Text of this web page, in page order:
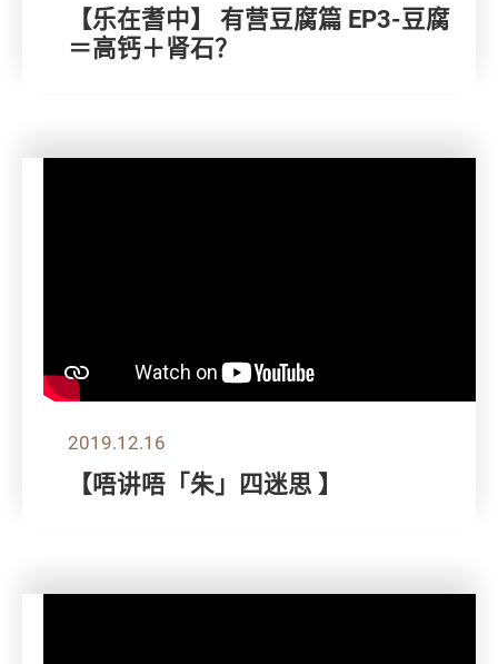
【乐在耆中】 有营豆腐篇 EP3-豆腐
＝高钙＋肾石？
2019.12.16
【唔讲唔「朱」四迷思 】